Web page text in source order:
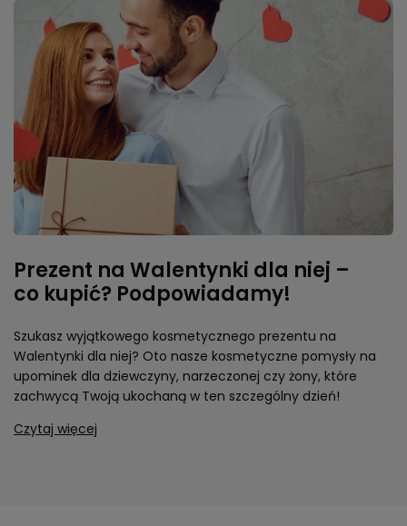
Prezent na Walentynki dla niej –
co kupić? Podpowiadamy!
Szukasz wyjątkowego kosmetycznego prezentu na
Walentynki dla niej? Oto nasze kosmetyczne pomysły na
upominek dla dziewczyny, narzeczonej czy żony, które
zachwycą Twoją ukochaną w ten szczególny dzień!
Czytaj więcej